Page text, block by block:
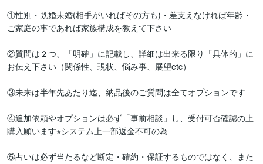
①性別・既婚未婚(相手がいればその方も)・差支えなければ年齢・
ご家庭の事であれば家族構成を教えて下さい
②質問は２つ、「明確」に記載し、詳細は出来る限り「具体的」に
お伝え下さい（関係性、現状、悩み事、展望etc）
③未来は半年先あたり迄、納品後のご質問は全てオプションです
④追加依頼やオプションは必ず「事前相談」し、受付可否確認の上
購入願います※システム上一部返金不可の為
⑤占いは必ず当たるなど断定・確約・保証するものではなく、また